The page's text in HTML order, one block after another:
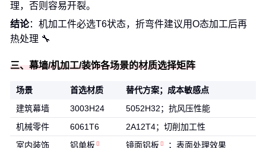
理，否则容易开裂。
结论：机加工件必选T6状态，折弯件建议用O态加工后再
热处理 🔧
三、幕墙/机加工/装饰各场景的材质选择矩阵
场景 首选材质
替代方案；成本敏感点
建筑幕墙
3003H24
5052H32；抗风压性能
机械零件
6061T6
2A12T4；切削加工性
室内装饰
铝单板 镜面铝板 ；表面处理效果